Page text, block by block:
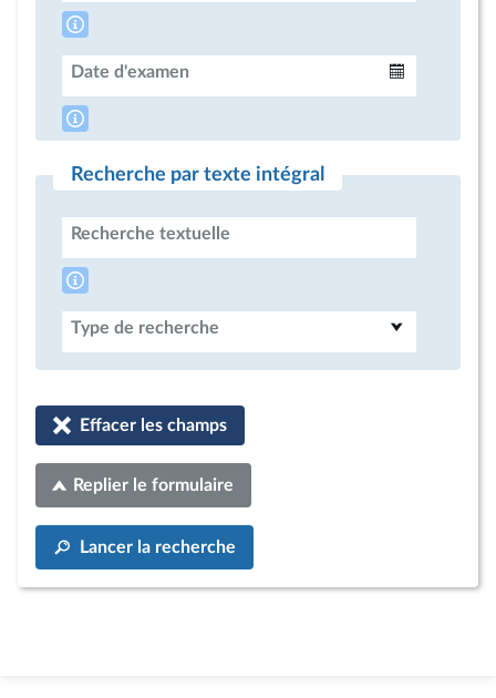
Date d'examen
Recherche par texte intégral
Recherche textuelle
Type de recherche
Effacer les champs
Replier le formulaire
Lancer la recherche